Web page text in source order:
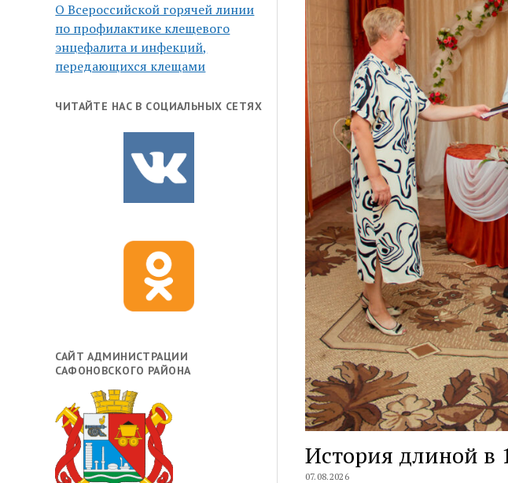
О Всероссийской горячей линии
по профилактике клещевого
энцефалита и инфекций,
передающихся клещами
ЧИТАЙТЕ НАС В СОЦИАЛЬНЫХ СЕТЯХ
САЙТ АДМИНИСТРАЦИИ
САФОНОВСКОГО РАЙОНА
История длиной в
07.08.2026